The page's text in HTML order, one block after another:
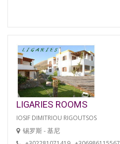
LIGARIES ROOMS
IOSIF DIMITRIOU RIGOUTSOS
锡罗斯 - 基尼